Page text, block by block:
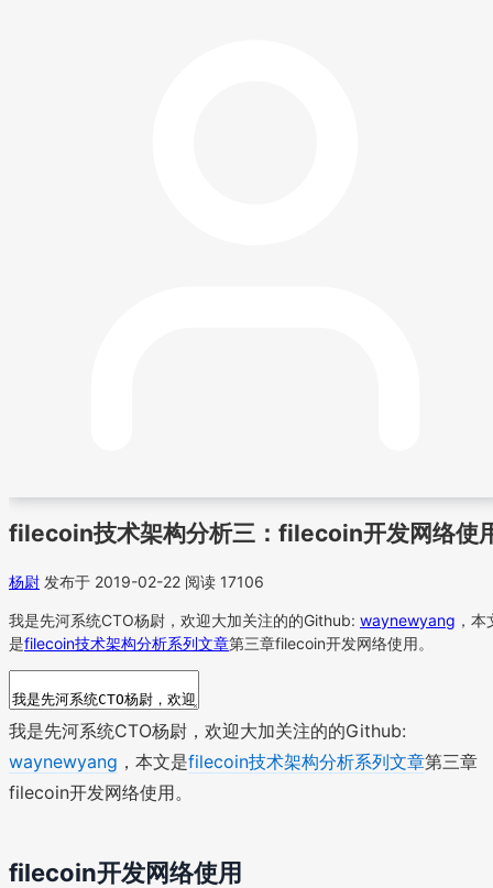
filecoin技术架构分析三：filecoin开发网络使
杨尉 发布于 2019-02-22 阅读 17106
我是先河系统CTO杨尉，欢迎大加关注的的Github: waynewyang ，本
是filecoin技术架构分析系列文章第三章filecoin开发网络使用。
我是先河系统CTO杨尉，欢迎大加关注的的Github:
waynewyang ，本文是filecoin技术架构分析系列文章第三章
filecoin开发网络使用。
filecoin开发网络使用